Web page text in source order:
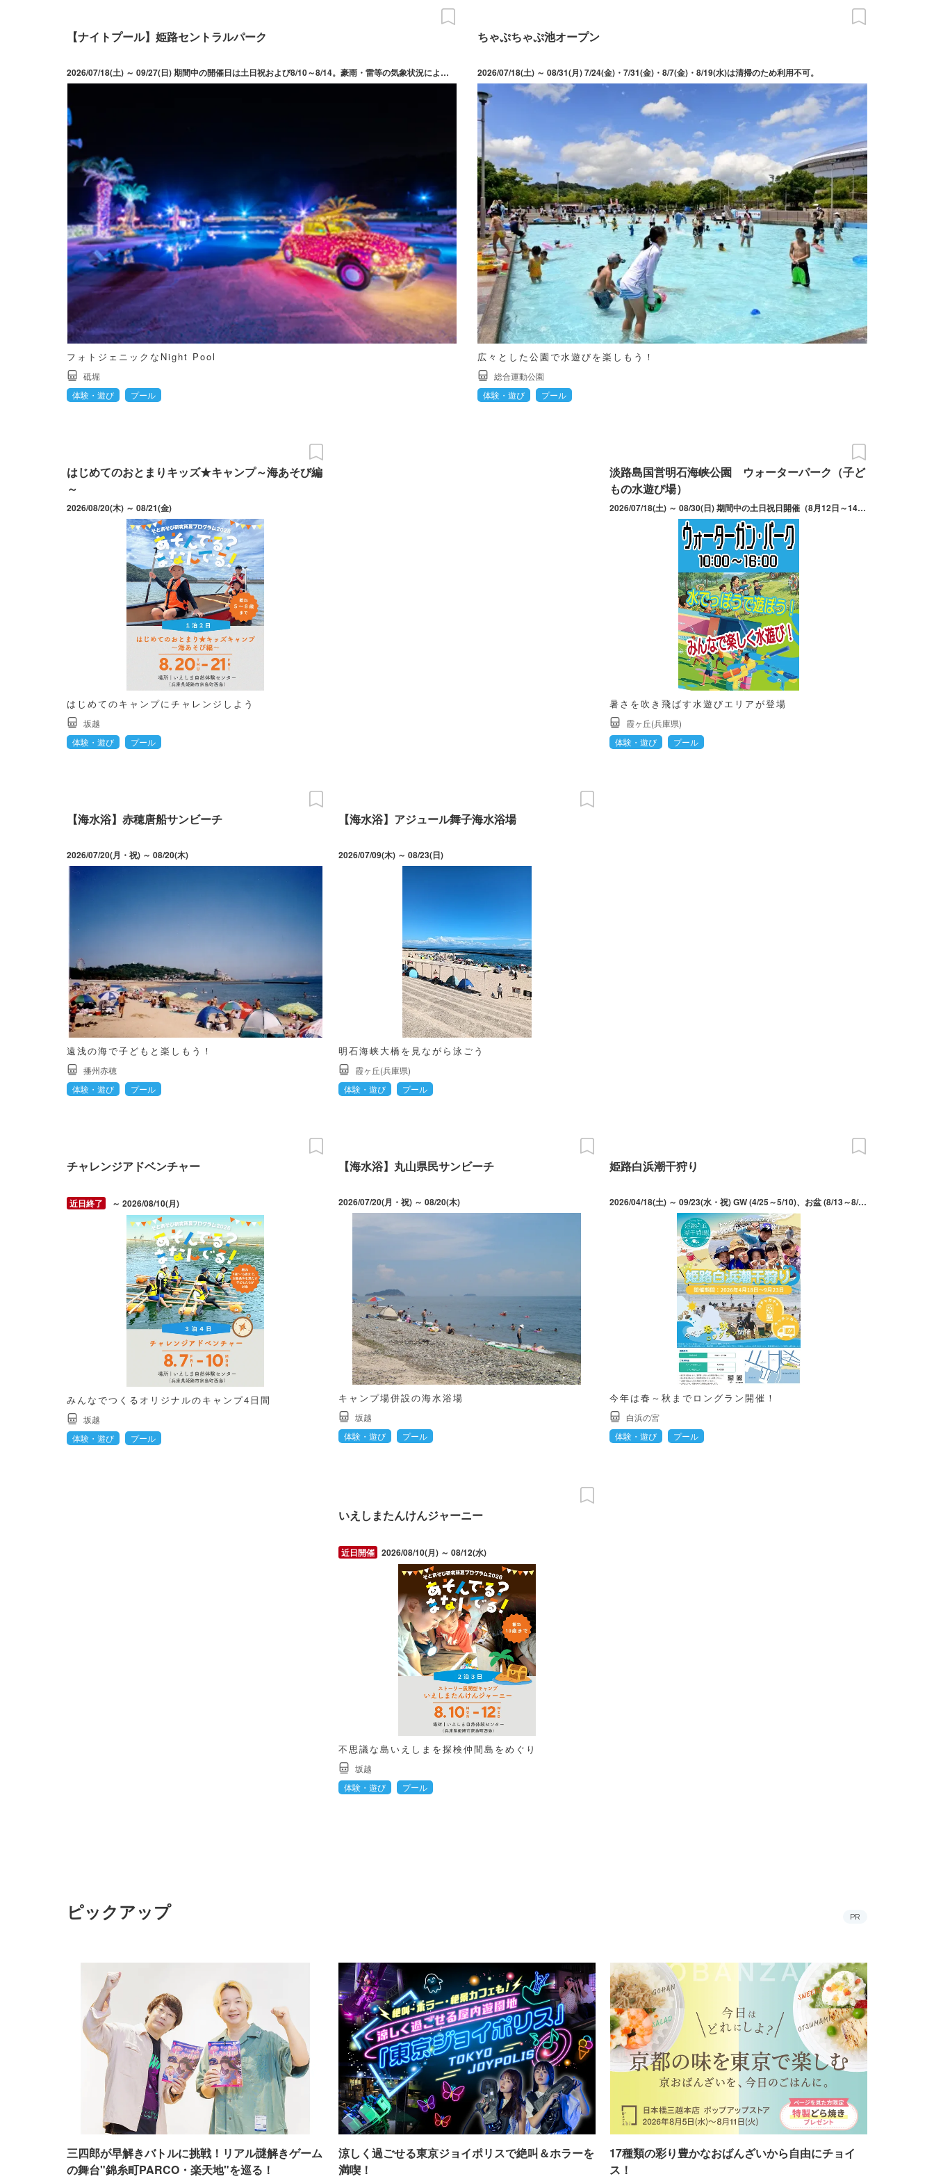
【ナイトプール】姫路セントラルパーク
2026/07/18(土) ～ 09/27(日) 期間中の開催日は土日祝および8/10～8/14。豪雨・雷等の気象状況により利用不可となる場合あり。
フォトジェニックなNight Pool
砥堀
体験・遊び
プール
ちゃぷちゃぷ池オープン
2026/07/18(土) ～ 08/31(月) 7/24(金)・7/31(金)・8/7(金)・8/19(水)は清掃のため利用不可。
広々とした公園で水遊びを楽しもう！
総合運動公園
体験・遊び
プール
はじめてのおとまりキッズ★キャンプ～海あそび編
～
2026/08/20(木) ～ 08/21(金)
はじめてのキャンプにチャレンジしよう
坂越
体験・遊び
プール
淡路島国営明石海峡公園 ウォーターパーク（子ど
もの水遊び場）
2026/07/18(土) ～ 08/30(日) 期間中の土日祝日開催（8月12日～14日は毎日開催）
暑さを吹き飛ばす水遊びエリアが登場
霞ヶ丘(兵庫県)
体験・遊び
プール
【海水浴】赤穂唐船サンビーチ
2026/07/20(月・祝) ～ 08/20(木)
遠浅の海で子どもと楽しもう！
播州赤穂
体験・遊び
プール
【海水浴】アジュール舞子海水浴場
2026/07/09(木) ～ 08/23(日)
明石海峡大橋を見ながら泳ごう
霞ヶ丘(兵庫県)
体験・遊び
プール
チャレンジアドベンチャー
～ 2026/08/10(月)
みんなでつくるオリジナルのキャンプ4日間
坂越
体験・遊び
プール
【海水浴】丸山県民サンビーチ
2026/07/20(月・祝) ～ 08/20(木)
キャンプ場併設の海水浴場
坂越
体験・遊び
プール
姫路白浜潮干狩り
2026/04/18(土) ～ 09/23(水・祝) GW (4/25～5/10)、お盆 (8/13～8/16)以外は土日のみ営業 ※天候・海況・安全上の理由等により、開催期間・内容は主催者の判断で予告なく変更または中止となる場合あり
今年は春～秋までロングラン開催！
白浜の宮
体験・遊び
プール
いえしまたんけんジャーニー
2026/08/10(月) ～ 08/12(水)
不思議な島いえしまを探検仲間島をめぐり
坂越
体験・遊び
プール
ピックアップ PR
三四郎が早解きバトルに挑戦！リアル謎解きゲーム
の舞台"錦糸町PARCO・楽天地"を巡る！
涼しく過ごせる東京ジョイポリスで絶叫＆ホラーを
満喫！
17種類の彩り豊かなおばんざいから自由にチョイ
ス！